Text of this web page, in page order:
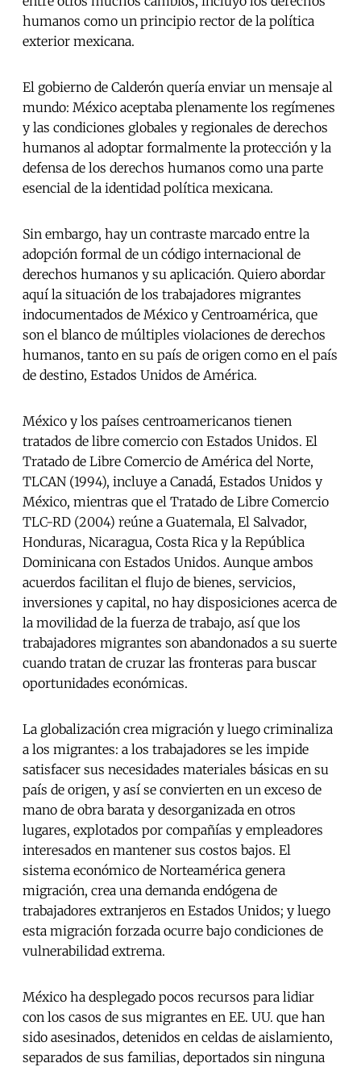
humanos como un principio rector de la política
exterior mexicana.
El gobierno de Calderón quería enviar un mensaje al
mundo: México aceptaba plenamente los regímenes
y las condiciones globales y regionales de derechos
humanos al adoptar formalmente la protección y la
defensa de los derechos humanos como una parte
esencial de la identidad política mexicana.
Sin embargo, hay un contraste marcado entre la
adopción formal de un código internacional de
derechos humanos y su aplicación. Quiero abordar
aquí la situación de los trabajadores migrantes
indocumentados de México y Centroamérica, que
son el blanco de múltiples violaciones de derechos
humanos, tanto en su país de origen como en el país
de destino, Estados Unidos de América.
México y los países centroamericanos tienen
tratados de libre comercio con Estados Unidos. El
Tratado de Libre Comercio de América del Norte,
TLCAN (1994), incluye a Canadá, Estados Unidos y
México, mientras que el Tratado de Libre Comercio
TLC-RD (2004) reúne a Guatemala, El Salvador,
Honduras, Nicaragua, Costa Rica y la República
Dominicana con Estados Unidos. Aunque ambos
acuerdos facilitan el flujo de bienes, servicios,
inversiones y capital, no hay disposiciones acerca de
la movilidad de la fuerza de trabajo, así que los
trabajadores migrantes son abandonados a su suerte
cuando tratan de cruzar las fronteras para buscar
oportunidades económicas.
La globalización crea migración y luego criminaliza
a los migrantes: a los trabajadores se les impide
satisfacer sus necesidades materiales básicas en su
país de origen, y así se convierten en un exceso de
mano de obra barata y desorganizada en otros
lugares, explotados por compañías y empleadores
interesados en mantener sus costos bajos. El
sistema económico de Norteamérica genera
migración, crea una demanda endógena de
trabajadores extranjeros en Estados Unidos; y luego
esta migración forzada ocurre bajo condiciones de
vulnerabilidad extrema.
México ha desplegado pocos recursos para lidiar
con los casos de sus migrantes en EE. UU. que han
sido asesinados, detenidos en celdas de aislamiento,
separados de sus familias, deportados sin ninguna